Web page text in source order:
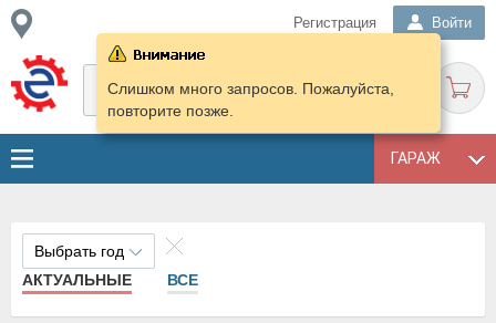
Регистрация Войти
ГАРАЖ
Слишком много запросов. Пожалуйста,
повторите позже.
Выбрать год
АКТУАЛЬНЫЕ
ВСЕ